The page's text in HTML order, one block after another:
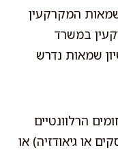
המקרקעין
במשרד
שמאות נדרש
הרלוונטיים
או גיאודזיה) או